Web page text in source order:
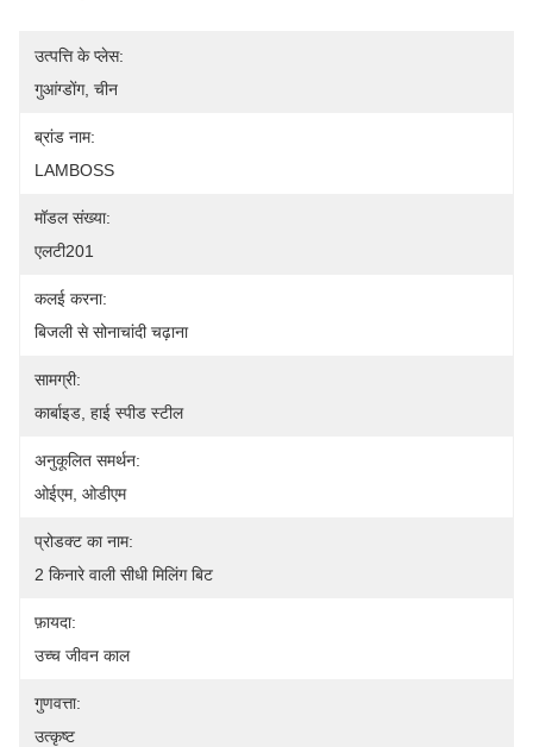
उत्पत्ति के प्लेस:
गुआंग्डोंग, चीन
ब्रांड नाम:
LAMBOSS
मॉडल संख्या:
एलटी201
कलई करना:
बिजली से सोनाचांदी चढ़ाना
सामग्री:
कार्बाइड, हाई स्पीड स्टील
अनुकूलित समर्थन:
ओईएम, ओडीएम
प्रोडक्ट का नाम:
2 किनारे वाली सीधी मिलिंग बिट
फ़ायदा:
उच्च जीवन काल
गुणवत्ता:
उत्कृष्ट